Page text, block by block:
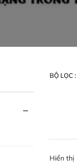
BỘ LỌC :
Hiển thị